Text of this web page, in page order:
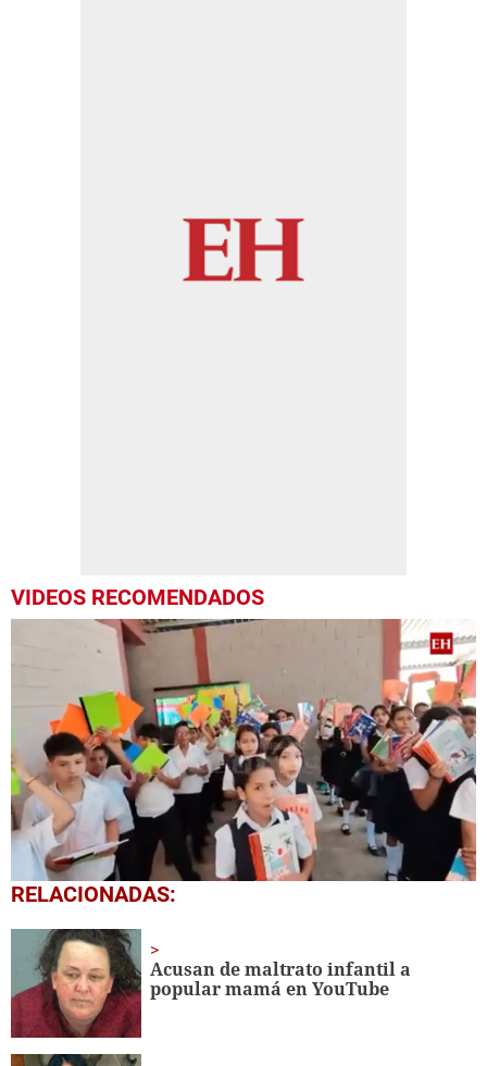
VIDEOS RECOMENDADOS
0
seconds
minute,
seconds
RELACIONADAS:
Acusan de maltrato infantil a
popular mamá en YouTube